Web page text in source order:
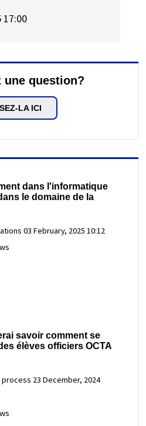
17:00
une question?
LA ICI
dans l'informatique
le domaine de la
03 February, 2025 10:12
savoir comment se
élèves officiers OCTA
process 23 December, 2024